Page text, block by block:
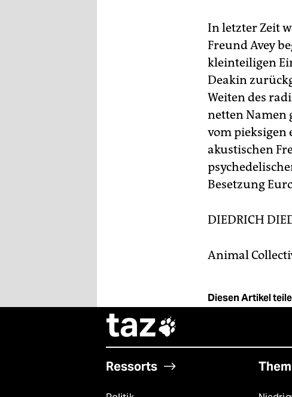
In letzter Zeit
Freund Avey
kleinteiligen
Deakin
Weiten des
netten Namen
vom pieksigen
akustischen
Besetzung
DIEDRICH
Animal
Diesen Artikel
taz
Ressorts